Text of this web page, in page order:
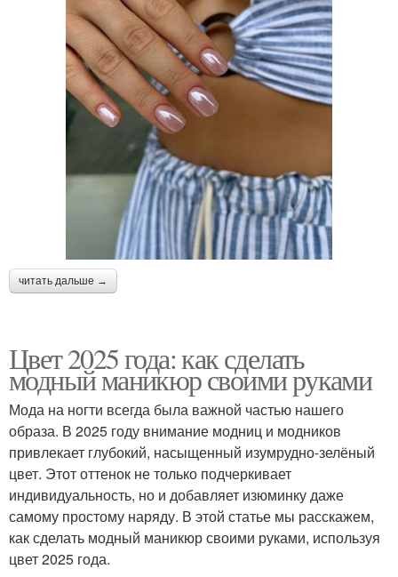
читать дальше →
Цвет 2025 года: как сделать
модный маникюр своими руками
Мода на ногти всегда была важной частью нашего
образа. В 2025 году внимание модниц и модников
привлекает глубокий, насыщенный изумрудно-зелёный
цвет. Этот оттенок не только подчеркивает
индивидуальность, но и добавляет изюминку даже
самому простому наряду. В этой статье мы расскажем,
как сделать модный маникюр своими руками, используя
цвет 2025 года.